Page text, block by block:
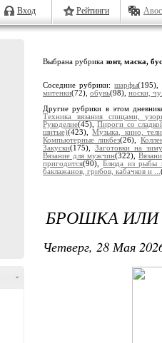
Вход Рейтинги
-
Выбрана рубрика зонт, маска,
Соседние рубрики:шарфы(195),
митенки(72), обувь(98), носки,
Другие рубрики в этом
Техника вязания спицами,
Рукоделие(45),Пироги со
шитые)(423),Музыка, кино,
Компьютерные ликбез(26),
Закуски(175), Заготовки на зиму
Вязание для мужчин(322),
пригодится(90),Блюда из рыбы
баклажанов, грибов, кабачков и ...
БРОШКА
Четверг, 28 Мая